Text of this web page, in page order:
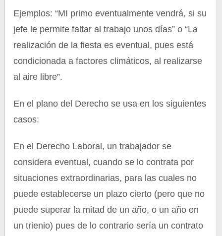
Ejemplos: “MI primo eventualmente vendrá, si su
jefe le permite faltar al trabajo unos días” o “La
realización de la fiesta es eventual, pues está
condicionada a factores climáticos, al realizarse
al aire libre”.
En el plano del Derecho se usa en los siguientes
casos:
En el Derecho Laboral, un trabajador se
considera eventual, cuando se lo contrata por
situaciones extraordinarias, para las cuales no
puede establecerse un plazo cierto (pero que no
puede superar la mitad de un año, o un año en
un trienio) pues de lo contrario sería un contrato